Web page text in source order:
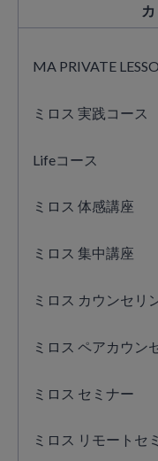
MA PRIVATE
ミロス 実践コース
Lifeコース
ミロス 体感講座
ミロス 集中講座
ミロス カウンセリ
ミロス ペアカウン
ミロス セミナー
ミロス リモートセ